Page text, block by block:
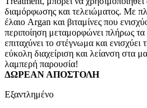
διαμόρφωσης και τελειώματος. Με
έλαιο Argan και βιταμίνες που
περιποίηση μεταμορφώνει πλήρως τα
επιταχύνει το στέγνωμα και
εύκολη διαχείριση και λείανση στα
λαμπερή παρουσία!
ΔΩΡΕΑΝ ΑΠΟΣΤΟΛΗ
Εξαντλημένο